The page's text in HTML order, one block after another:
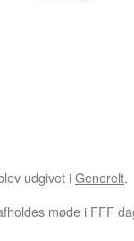
udgivet iGenerelt.
møde i FFF